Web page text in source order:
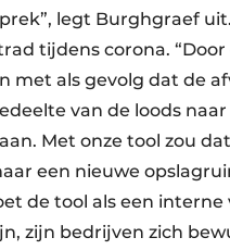
legt Burghgraef
tijdens corona.
met als gevolg dat de
van de loods
Met onze tool zou
een nieuwe
de tool als een
zijn bedrijven zich